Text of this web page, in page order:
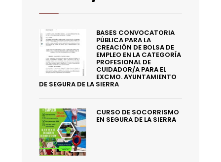
BASES CONVOCATORIA
PÚBLICA PARA LA
CREACIÓN DE BOLSA DE
EMPLEO EN LA CATEGORÍA
PROFESIONAL DE
CUIDADOR/A PARA EL
EXCMO. AYUNTAMIENTO
DE SEGURA DE LA SIERRA
CURSO DE SOCORRISMO
EN SEGURA DE LA SIERRA